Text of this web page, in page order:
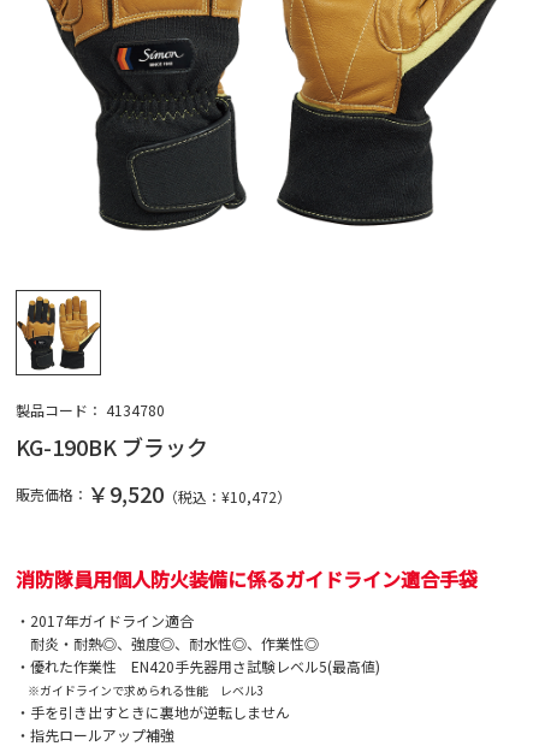
製品コード： 4134780
KG-190BK ブラック
販売価格： ￥9,520 （税込：¥10,472）
消防隊員用個人防火装備に係るガイドライン適合手袋
・2017年ガイドライン適合
耐炎・耐熱◎、強度◎、耐水性◎、作業性◎
・優れた作業性 EN420手先器用さ試験レベル5(最高値)
※ガイドラインで求められる性能 レベル3
・手を引き出すときに裏地が逆転しません
・指先ロールアップ補強